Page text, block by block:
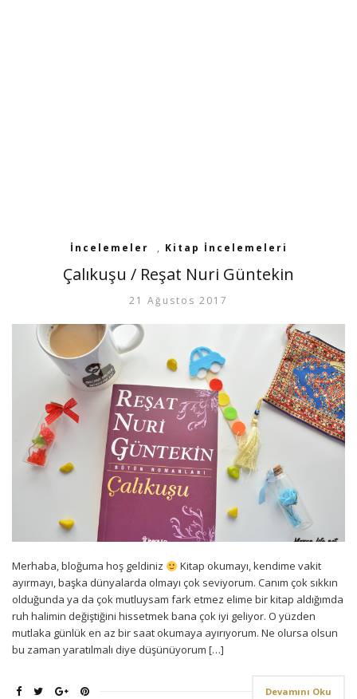
İncelemeler , Kitap İncelemeleri
Çalıkuşu / Reşat Nuri Güntekin
21 Ağustos 2017
Merhaba, bloğuma hoş geldiniz
Kitap okumayı, kendime vakit
ayırmayı, başka dünyalarda olmayı çok seviyorum. Canım çok sıkkın
olduğunda ya da çok mutluysam fark etmez elime bir kitap aldığımda
ruh halimin değiştiğini hissetmek bana çok iyi geliyor. O yüzden
mutlaka günlük en az bir saat okumaya ayırıyorum. Ne olursa olsun
bu zaman yaratılmalı diye düşünüyorum […]
Devamını Oku